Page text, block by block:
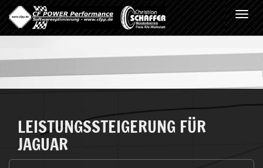
LEISTUNGSSTEIGERUNG FÜR
JAGUAR